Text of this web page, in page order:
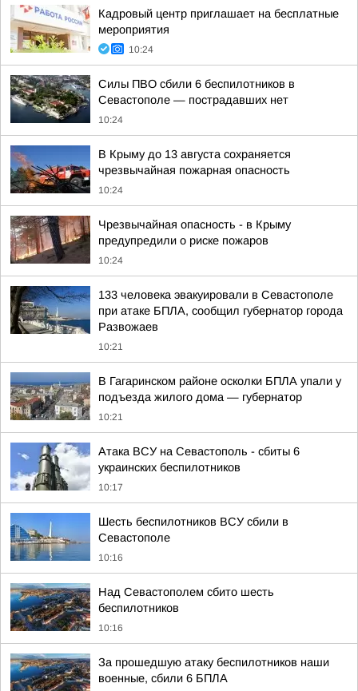
Кадровый центр приглашает на бесплатные
мероприятия
10:24
Силы ПВО сбили 6 беспилотников в
Севастополе — пострадавших нет
10:24
В Крыму до 13 августа сохраняется
чрезвычайная пожарная опасность
10:24
Чрезвычайная опасность - в Крыму
предупредили о риске пожаров
10:24
133 человека эвакуировали в Севастополе
при атаке БПЛА, сообщил губернатор города
Развожаев
10:21
В Гагаринском районе осколки БПЛА упали у
подъезда жилого дома — губернатор
10:21
Атака ВСУ на Севастополь - сбиты 6
украинских беспилотников
10:17
Шесть беспилотников ВСУ сбили в
Севастополе
10:16
Над Севастополем сбито шесть
беспилотников
10:16
За прошедшую атаку беспилотников наши
военные, сбили 6 БПЛА